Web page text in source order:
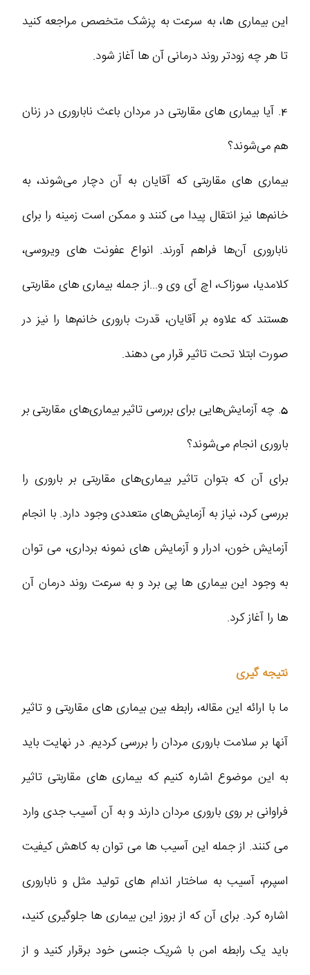
این بیماری‌ ها، به سرعت به پزشک متخصص مراجعه کنید
تا هر چه زودتر روند درمانی آن‌ ها آغاز شود.
4. آیا بیماری‌ های مقاربتی در مردان باعث ناباروری در زنان
هم می‌شوند؟
بیماری‌ های مقاربتی که آقایان به آن دچار می‌شوند، به
خانم‌ها نیز انتقال پیدا می‌ کنند و ممکن است زمینه را برای
ناباروری آن‌ها فراهم آورند. انواع عفونت‌ های ویروسی،
کلامدیا، سوزاک، اچ آی وی و...از جمله بیماری‌ های مقاربتی
هستند که علاوه بر آقایان، قدرت باروری خانم‌ها را نیز در
صورت ابتلا تحت تاثیر قرار می‌ دهند.
5. چه آزمایش‌هایی برای بررسی تاثیر بیماری‌های مقاربتی بر
باروری انجام می‌شوند؟
برای آن که بتوان تاثیر بیماری‌های مقاربتی بر باروری را
بررسی کرد، نیاز به آزمایش‌های متعددی وجود دارد. با انجام
آزمایش خون، ادرار و آزمایش‌ های نمونه‌ برداری، می‌ توان
به وجود این بیماری‌ ها پی برد و به سرعت روند درمان آن‌
ها را آغاز کرد.
نتیجه گیری
ما با ارائه این مقاله، رابطه بین بیماری‌ های مقاربتی و تاثیر
آنها بر سلامت باروری مردان را بررسی کردیم. در نهایت باید
به این موضوع اشاره کنیم که بیماری‌ های مقاربتی تاثیر
فراوانی بر روی باروری مردان دارند و به آن آسیب جدی وارد
می‌ کنند. از جمله این آسیب‌ ها می‌ توان به کاهش کیفیت
اسپرم، آسیب به ساختار اندام‌ های تولید مثل و ناباروری
اشاره کرد. برای آن که از بروز این بیماری‌ ها جلوگیری کنید،
باید یک رابطه امن با شریک جنسی خود برقرار کنید و از